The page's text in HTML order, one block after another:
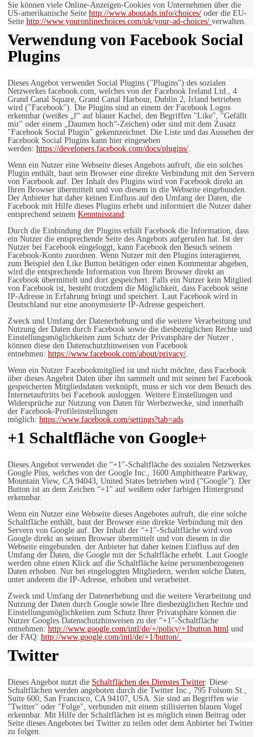
Sie können viele Online-Anzeigen-Cookies von Unternehmen über die
US-amerikanische Seite http://www.aboutads.info/choices/ oder die EU-
Seite http://www.youronlinechoices.com/uk/your-ad-choices/ verwalten.
Verwendung von Facebook Social
Plugins
Dieses Angebot verwendet Social Plugins ("Plugins") des sozialen
Netzwerkes facebook.com, welches von der Facebook Ireland Ltd., 4
Grand Canal Square, Grand Canal Harbour, Dublin 2, Irland betrieben
wird ("Facebook"). Die Plugins sind an einem der Facebook Logos
erkennbar (weißes „f“ auf blauer Kachel, den Begriffen "Like", "Gefällt
mir" oder einem „Daumen hoch“-Zeichen) oder sind mit dem Zusatz
"Facebook Social Plugin" gekennzeichnet. Die Liste und das Aussehen der
Facebook Social Plugins kann hier eingesehen
werden: https://developers.facebook.com/docs/plugins/.
Wenn ein Nutzer eine Webseite dieses Angebots aufruft, die ein solches
Plugin enthält, baut sein Browser eine direkte Verbindung mit den Servern
von Facebook auf. Der Inhalt des Plugins wird von Facebook direkt an
Ihren Browser übermittelt und von diesem in die Webseite eingebunden.
Der Anbieter hat daher keinen Einfluss auf den Umfang der Daten, die
Facebook mit Hilfe dieses Plugins erhebt und informiert die Nutzer daher
entsprechend seinem Kenntnisstand:
Durch die Einbindung der Plugins erhält Facebook die Information, dass
ein Nutzer die entsprechende Seite des Angebots aufgerufen hat. Ist der
Nutzer bei Facebook eingeloggt, kann Facebook den Besuch seinem
Facebook-Konto zuordnen. Wenn Nutzer mit den Plugins interagieren,
zum Beispiel den Like Button betätigen oder einen Kommentar abgeben,
wird die entsprechende Information von Ihrem Browser direkt an
Facebook übermittelt und dort gespeichert. Falls ein Nutzer kein Mitglied
von Facebook ist, besteht trotzdem die Möglichkeit, dass Facebook seine
IP-Adresse in Erfahrung bringt und speichert. Laut Facebook wird in
Deutschland nur eine anonymisierte IP-Adresse gespeichert.
Zweck und Umfang der Datenerhebung und die weitere Verarbeitung und
Nutzung der Daten durch Facebook sowie die diesbezüglichen Rechte und
Einstellungsmöglichkeiten zum Schutz der Privatsphäre der Nutzer ,
können diese den Datenschutzhinweisen von Facebook
entnehmen: https://www.facebook.com/about/privacy/.
Wenn ein Nutzer Facebookmitglied ist und nicht möchte, dass Facebook
über dieses Angebot Daten über ihn sammelt und mit seinen bei Facebook
gespeicherten Mitgliedsdaten verknüpft, muss er sich vor dem Besuch des
Internetauftritts bei Facebook ausloggen. Weitere Einstellungen und
Widersprüche zur Nutzung von Daten für Werbezwecke, sind innerhalb
der Facebook-Profileinstellungen
möglich: https://www.facebook.com/settings?tab=ads.
+1 Schaltfläche von Google+
Dieses Angebot verwendet die “+1″-Schaltfläche des sozialen Netzwerkes
Google Plus, welches von der Google Inc., 1600 Amphitheatre Parkway,
Mountain View, CA 94043, United States betrieben wird (“Google”). Der
Button ist an dem Zeichen “+1″ auf weißem oder farbigen Hintergrund
erkennbar.
Wenn ein Nutzer eine Webseite dieses Angebotes aufruft, die eine solche
Schaltfläche enthält, baut der Browser eine direkte Verbindung mit den
Servern von Google auf. Der Inhalt der “+1″-Schaltfläche wird von
Google direkt an seinen Browser übermittelt und von diesem in die
Webseite eingebunden. der Anbieter hat daher keinen Einfluss auf den
Umfang der Daten, die Google mit der Schaltfläche erhebt. Laut Google
werden ohne einen Klick auf die Schaltfläche keine personenbezogenen
Daten erhoben. Nur bei eingeloggten Mitgliedern, werden solche Daten,
unter anderem die IP-Adresse, erhoben und verarbeitet.
Zweck und Umfang der Datenerhebung und die weitere Verarbeitung und
Nutzung der Daten durch Google sowie Ihre diesbezüglichen Rechte und
Einstellungsmöglichkeiten zum Schutz Ihrer Privatsphäre können die
Nutzer Googles Datenschutzhinweisen zu der “+1″-Schaltfläche
entnehmen: http://www.google.com/intl/de/+/policy/+1button.html und
der FAQ: http://www.google.com/intl/de/+1/button/.
Twitter
Dieses Angebot nutzt die Schaltflächen des Dienstes Twitter. Diese
Schaltflächen werden angeboten durch die Twitter Inc., 795 Folsom St.,
Suite 600, San Francisco, CA 94107, USA. Sie sind an Begriffen wie
"Twitter" oder "Folge", verbunden mit einem stillisierten blauen Vogel
erkennbar. Mit Hilfe der Schaltflächen ist es möglich einen Beitrag oder
Seite dieses Angebotes bei Twitter zu teilen oder dem Anbieter bei Twitter
zu folgen.